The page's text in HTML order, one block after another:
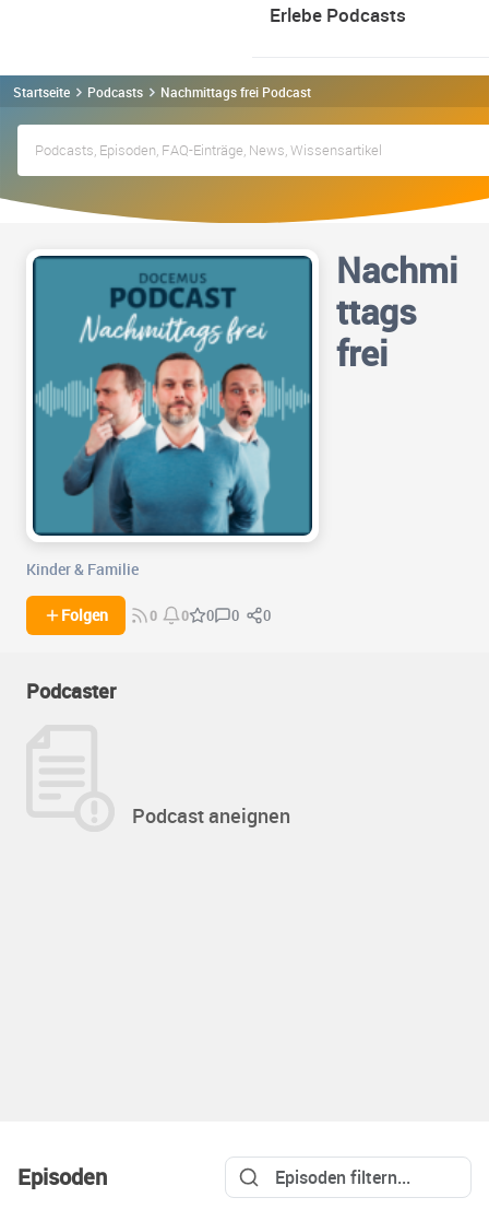
Erlebe Podcasts
Startseite Podcasts Nachmittags frei Podcast
Nachmi
ttags
frei
Kinder & Familie
Folgen 0 0 0 0 0
Podcaster
Podcast aneignen
Episoden